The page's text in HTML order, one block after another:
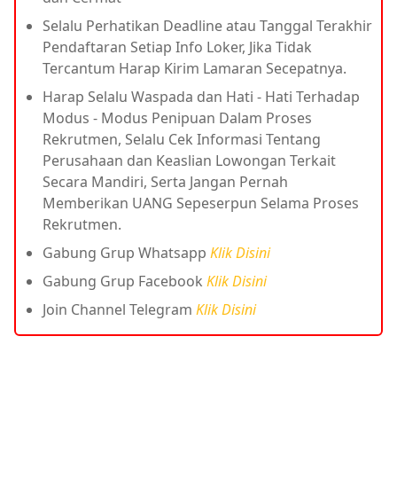
Selalu Perhatikan Deadline atau Tanggal Terakhir
Pendaftaran Setiap Info Loker, Jika Tidak
Tercantum Harap Kirim Lamaran Secepatnya.
Harap Selalu Waspada dan Hati - Hati Terhadap
Modus - Modus Penipuan Dalam Proses
Rekrutmen, Selalu Cek Informasi Tentang
Perusahaan dan Keaslian Lowongan Terkait
Secara Mandiri, Serta Jangan Pernah
Memberikan UANG Sepeserpun Selama Proses
Rekrutmen.
Gabung Grup Whatsapp Klik Disini
Gabung Grup Facebook Klik Disini
Join Channel Telegram Klik Disini